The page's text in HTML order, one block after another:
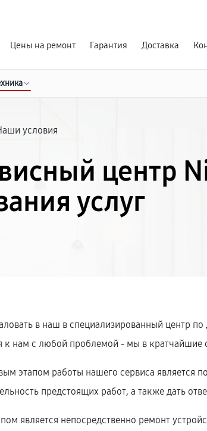
Цены на ремонт Гарантия Доставка
условия
центр
услуг
в наш в специализированный центр
к нам с любой проблемой - мы в кратчайшие
этапом работы нашего сервиса является
предстоящих работ, а также дать
является непосредственно ремонт